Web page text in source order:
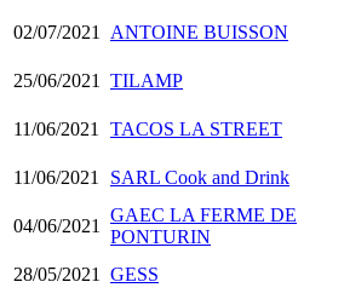
02/07/2021
ANTOINE BUISSON
25/06/2021
TILAMP
11/06/2021 TACOS LA STREET
11/06/2021
SARL Cook and Drink
04/06/2021
GAEC LA FERME DE
PONTURIN
28/05/2021 GESS